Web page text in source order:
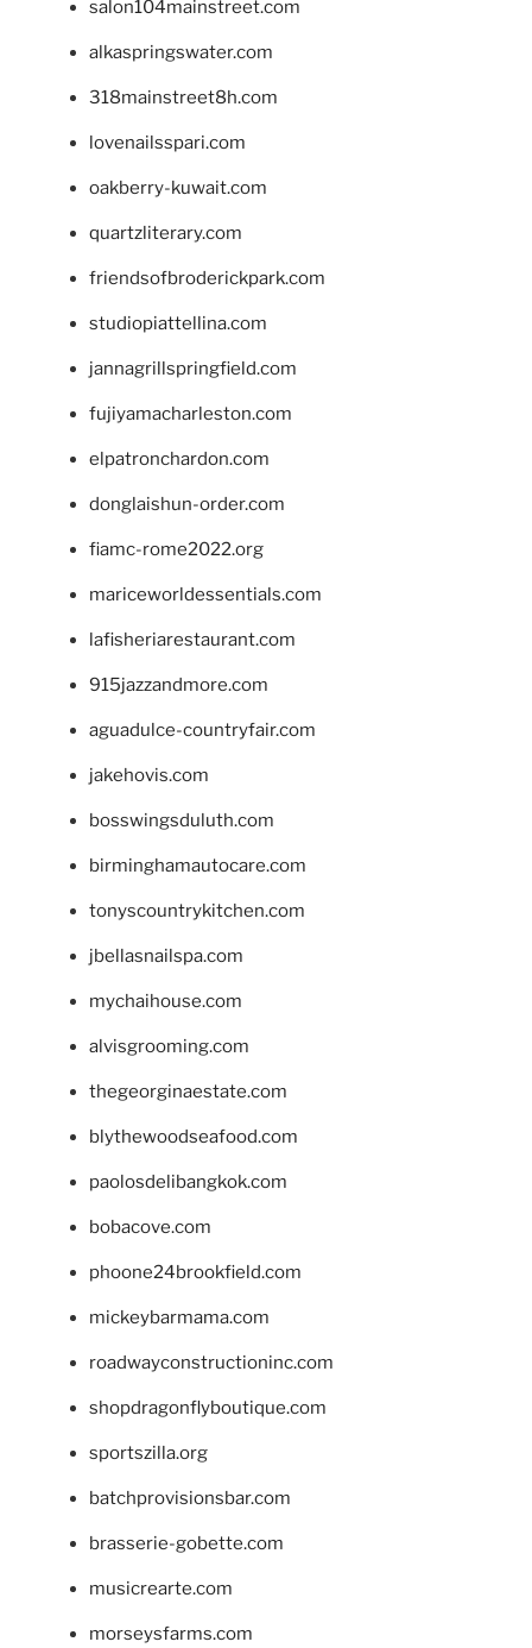
salon104mainstreet.com
alkaspringswater.com
318mainstreet8h.com
lovenailsspari.com
oakberry-kuwait.com
quartzliterary.com
friendsofbroderickpark.com
studiopiattellina.com
jannagrillspringfield.com
fujiyamacharleston.com
elpatronchardon.com
donglaishun-order.com
fiamc-rome2022.org
mariceworldessentials.com
lafisheriarestaurant.com
915jazzandmore.com
aguadulce-countryfair.com
jakehovis.com
bosswingsduluth.com
birminghamautocare.com
tonyscountrykitchen.com
jbellasnailspa.com
mychaihouse.com
alvisgrooming.com
thegeorginaestate.com
blythewoodseafood.com
paolosdelibangkok.com
bobacove.com
phoone24brookfield.com
mickeybarmama.com
roadwayconstructioninc.com
shopdragonflyboutique.com
sportszilla.org
batchprovisionsbar.com
brasserie-gobette.com
musicrearte.com
morseysfarms.com